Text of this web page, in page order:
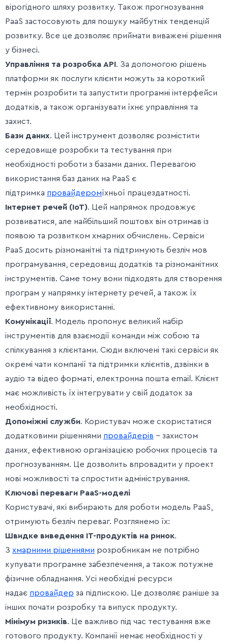
вірогідного шляху розвитку. Також прогнозування
PaaS застосовують для пошуку майбутніх тенденцій
розвитку. Все це дозволяє приймати виважені рішення
у бізнесі.
Управління та розробка API. За допомогою рішень
платформи як послуги клієнти можуть за короткий
термін розробити та запустити програмні інтерфейси
додатків, а також організувати їхнє управління та
захист.
Бази даних. Цей інструмент дозволяє розмістити
середовище розробки та тестування при
необхідності роботи з базами даних. Перевагою
використання баз даних на PaaS є
підтримка провайдеромїхньої працездатності.
Інтернет речей (IoT). Цей напрямок продовжує
розвиватися, але найбільший поштовх він отримав із
появою та розвитком хмарних обчислень. Сервіси
PaaS досить різноманітні та підтримують безліч мов
програмування, середовищ додатків та різноманітних
інструментів. Саме тому вони підходять для створення
програм у напрямку інтернету речей, а також їх
ефективному використанні.
Комунікації. Модель пропонує великий набір
інструментів для взаємодії команди між собою та
спілкування з клієнтами. Сюди включені такі сервіси як
окремі чати компанії та підтримки клієнтів, дзвінки в
аудіо та відео форматі, електронна пошта email. Клієнт
має можливість їх інтегрувати у свій додаток за
необхідності.
Допоміжні служби. Користувач може скористатися
додатковими рішеннями провайдерів – захистом
даних, ефективною організацією робочих процесів та
прогнозуванням. Це дозволить впровадити у проект
нові можливості та спростити адміністрування.
Ключові переваги PaaS-моделі
Користувачі, які вибирають для роботи модель PaaS,
отримують безліч переваг. Розглянемо їх:
Швидке виведення IT-продуктів на ринок.
З хмарними рішеннями розробникам не потрібно
купувати програмне забезпечення, а також потужне
фізичне обладнання. Усі необхідні ресурси
надає провайдер за підпискою. Це дозволяє раніше за
інших почати розробку та випуск продукту.
Мінімум ризиків. Це важливо під час тестування вже
готового продукту. Компанії немає необхідності у